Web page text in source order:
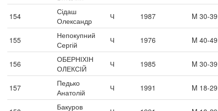
154
Сідаш
Олександр
Ч 1987 M 30-39
155
Непокупний
Сергій
Ч 1976 M 40-49
156
ОБЕРНІХІН
ОЛЕКСІЙ
Ч 1985 M 30-39
157
Педько
Анатолій
Ч 1991 M 18-29
Бакуров